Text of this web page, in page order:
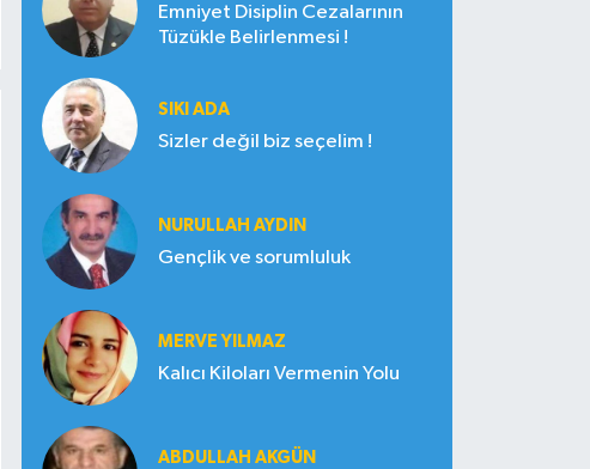
Emniyet Disiplin Cezalarının
Tüzükle Belirlenmesi !
SIKI ADA
Sizler değil biz seçelim !
NURULLAH AYDIN
Gençlik ve sorumluluk
MERVE YILMAZ
Kalıcı Kiloları Vermenin Yolu
ABDULLAH AKGÜN